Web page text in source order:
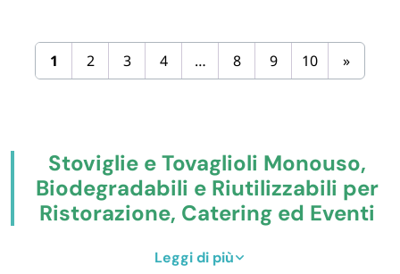
1 2 3 4 … 8 9 10 »
Stoviglie e Tovaglioli Monouso,
Biodegradabili e Riutilizzabili per
Ristorazione, Catering ed Eventi
Paluplus è un ecommerce italiano specializzato nella
Leggi di più